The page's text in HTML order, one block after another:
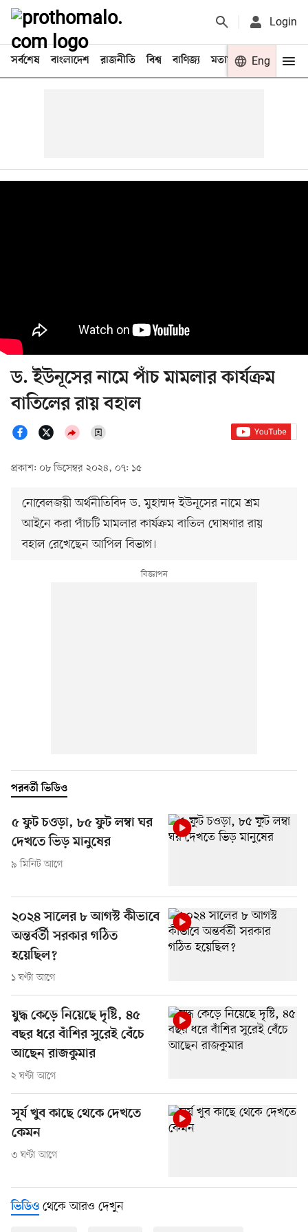
Login
সর্বশেষ বাংলাদেশ রাজনীতি বিশ্ব বাণিজ্য মতামত খেলা
Eng
ড. ইউনূসের নামে পাঁচ মামলার কার্যক্রম
বাতিলের রায় বহাল
প্রকাশ: ০৮ ডিসেম্বর ২০২৪, ০৭: ১৫
নোবেলজয়ী অর্থনীতিবিদ ড. মুহাম্মদ ইউনূসের নামে শ্রম
আইনে করা পাঁচটি মামলার কার্যক্রম বাতিল ঘোষণার রায়
বহাল রেখেছেন আপিল বিভাগ।
পরবর্তী ভিডিও
৫ ফুট চওড়া, ৮৫ ফুট লম্বা ঘর
দেখতে ভিড় মানুষের
৯ মিনিট আগে
২০২৪ সালের ৮ আগস্ট কীভাবে
অন্তর্বর্তী সরকার গঠিত
হয়েছিল?
১ ঘণ্টা আগে
যুদ্ধ কেড়ে নিয়েছে দৃষ্টি, ৪৫
বছর ধরে বাঁশির সুরেই বেঁচে
আছেন রাজকুমার
২ ঘণ্টা আগে
সূর্য খুব কাছে থেকে দেখতে
কেমন
৩ ঘণ্টা আগে
ভিডিও থেকে আরও দেখুন